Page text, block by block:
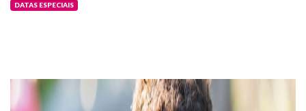
DATAS ESPECIAIS